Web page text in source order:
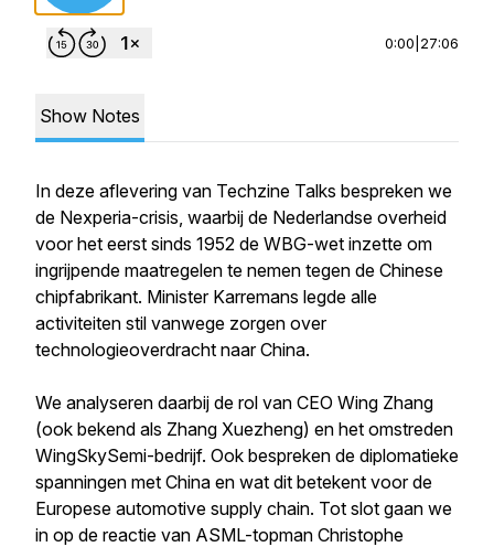
0:00 27:06
Show Notes
In deze aflevering van Techzine Talks bespreken we
de Nexperia-crisis, waarbij de Nederlandse overheid
voor het eerst sinds 1952 de WBG-wet inzette om
ingrijpende maatregelen te nemen tegen de Chinese
chipfabrikant. Minister Karremans legde alle
activiteiten stil vanwege zorgen over
technologieoverdracht naar China.
We analyseren daarbij de rol van CEO Wing Zhang
(ook bekend als Zhang Xuezheng) en het omstreden
WingSkySemi-bedrijf. Ook bespreken de diplomatieke
spanningen met China en wat dit betekent voor de
Europese automotive supply chain. Tot slot gaan we
in op de reactie van ASML-topman Christophe